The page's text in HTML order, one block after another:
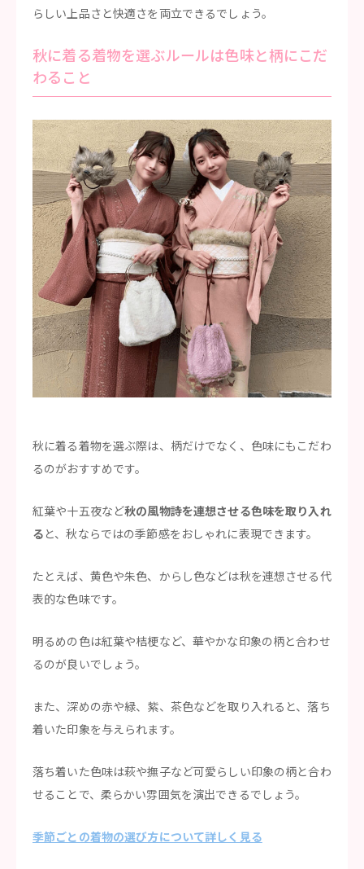
らしい上品さと快適さを両立できるでしょう。
秋に着る着物を選ぶルールは色味と柄にこだ
わること
秋に着る着物を選ぶ際は、柄だけでなく、色味にもこだわ
るのがおすすめです。
紅葉や十五夜など秋の風物詩を連想させる色味を取り入れ
る と、秋ならではの季節感をおしゃれに表現できます。
たとえば、黄色や朱色、からし色などは秋を連想させる代
表的な色味です。
明るめの色は紅葉や桔梗など、華やかな印象の柄と合わせ
るのが良いでしょう。
また、深めの赤や緑、紫、茶色などを取り入れると、落ち
着いた印象を与えられます。
落ち着いた色味は萩や撫子など可愛らしい印象の柄と合わ
せることで、柔らかい雰囲気を演出できるでしょう。
季節ごとの着物の選び方について詳しく見る